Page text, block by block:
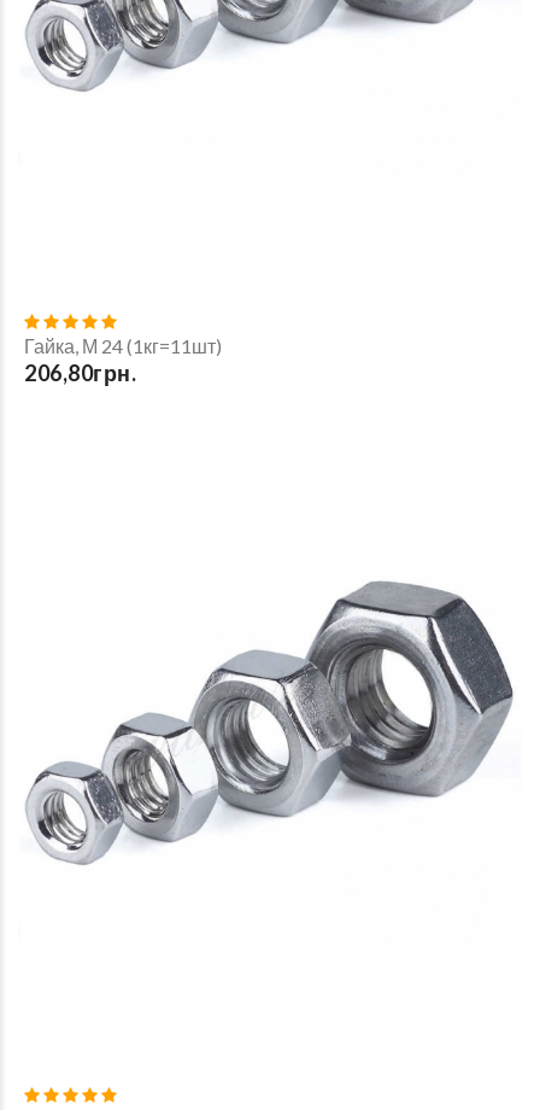
Гайка, М 24 (1кг=11шт)
206,80грн.